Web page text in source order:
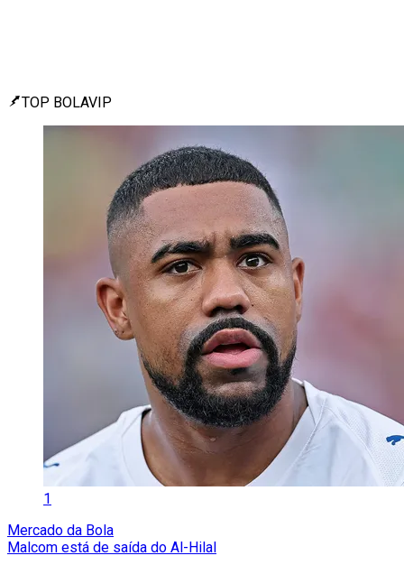
TOP BOLAVIP
1
Mercado da Bola
Malcom está de saída do Al-Hilal